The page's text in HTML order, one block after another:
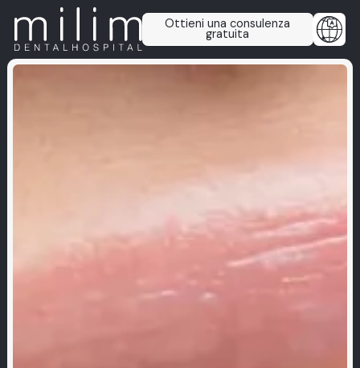
Ottieni una consulenza
gratuita